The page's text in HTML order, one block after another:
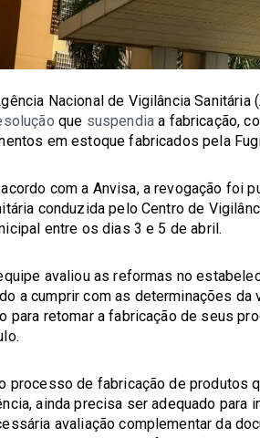
Nacional de Vigilância Sanitária
que suspendiaa fabricação,
em estoque fabricados pela
com a Anvisa, a revogação foi
conduzida pelo Centro de
entre os dias 3 e 5 de abril.
avaliou as reformas no
a cumprir com as determinações
para retomar a fabricação de seus
processo de fabricação de produtos
ainda precisa ser adequado para
avaliação complementar da